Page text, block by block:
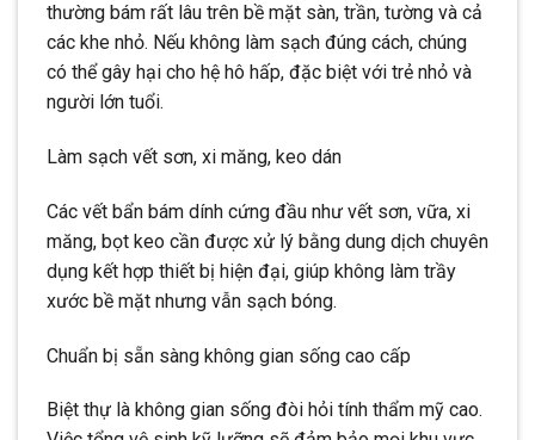
thường bám rất lâu trên bề mặt sàn, trần, tường và cả
các khe nhỏ. Nếu không làm sạch đúng cách, chúng
có thể gây hại cho hệ hô hấp, đặc biệt với trẻ nhỏ và
người lớn tuổi.
Làm sạch vết sơn, xi măng, keo dán
Các vết bẩn bám dính cứng đầu như vết sơn, vữa, xi
măng, bọt keo cần được xử lý bằng dung dịch chuyên
dụng kết hợp thiết bị hiện đại, giúp không làm trầy
xước bề mặt nhưng vẫn sạch bóng.
Chuẩn bị sẵn sàng không gian sống cao cấp
Biệt thự là không gian sống đòi hỏi tính thẩm mỹ cao.